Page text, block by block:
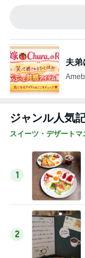
夫弟
ジャンル人気
スイーツ・デザートマ
1
2